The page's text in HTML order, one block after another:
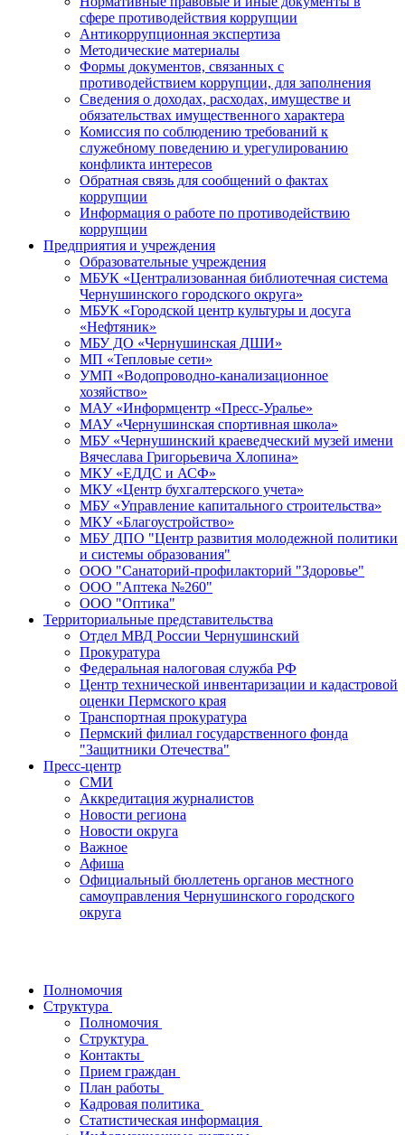
сфере противодействия коррупции
Антикоррупционная экспертиза
Методические материалы
Формы документов, связанных с
противодействием коррупции, для заполнения
Сведения о доходах, расходах, имуществе и
обязательствах имущественного характера
Комиссия по соблюдению требований к
служебному поведению и урегулированию
конфликта интересов
Обратная связь для сообщений о фактах
коррупции
Информация о работе по противодействию
коррупции
Предприятия и учреждения
Образовательные учреждения
МБУК «Централизованная библиотечная система
Чернушинского городского округа»
МБУК «Городской центр культуры и досуга
«Нефтяник»
МБУ ДО «Чернушинская ДШИ»
МП «Тепловые сети»
УМП «Водопроводно-канализационное
хозяйство»
МАУ «Информцентр «Пресс-Уралье»
МАУ «Чернушинская спортивная школа»
МБУ «Чернушинский краеведческий музей имени
Вячеслава Григорьевича Хлопина»
МКУ «ЕДДС и АСФ»
МКУ «Центр бухгалтерского учета»
МБУ «Управление капитального строительства»
МКУ «Благоустройство»
МБУ ДПО "Центр развития молодежной политики
и системы образования"
ООО "Санаторий-профилакторий "Здоровье"
ООО "Аптека №260"
ООО "Оптика"
Территориальные представительства
Отдел МВД России Чернушинский
Прокуратура
Федеральная налоговая служба РФ
Центр технической инвентаризации и кадастровой
оценки Пермского края
Транспортная прокуратура
Пермский филиал государственного фонда
"Защитники Отечества"
Пресс-центр
СМИ
Аккредитация журналистов
Новости региона
Новости округа
Важное
Афиша
Официальный бюллетень органов местного
самоуправления Чернушинского городского
округа
Полномочия
Структура
Полномочия
Структура
Контакты
Прием граждан
План работы
Кадровая политика
Статистическая информация